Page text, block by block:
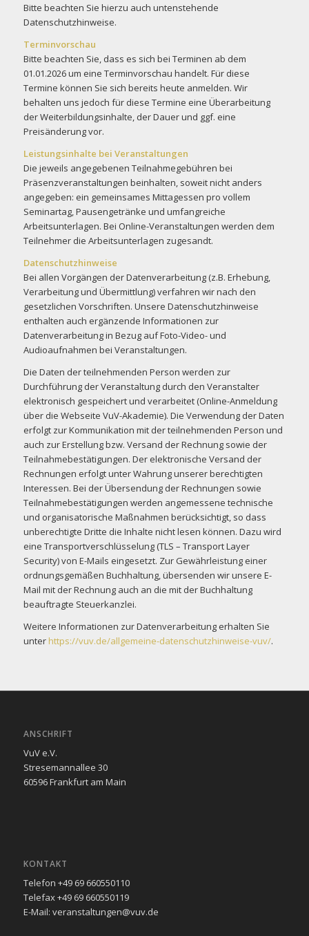
Bitte beachten Sie hierzu auch untenstehende
Datenschutzhinweise.
Terminvorschau
Bitte beachten Sie, dass es sich bei Terminen ab dem
01.01.2026 um eine Terminvorschau handelt. Für diese
Termine können Sie sich bereits heute anmelden. Wir
behalten uns jedoch für diese Termine eine Überarbeitung
der Weiterbildungsinhalte, der Dauer und ggf. eine
Preisänderung vor.
Leistungsinhalte bei Veranstaltungen
Die jeweils angegebenen Teilnahmegebühren bei
Präsenzveranstaltungen beinhalten, soweit nicht anders
angegeben: ein gemeinsames Mittagessen pro vollem
Seminartag, Pausengetränke und umfangreiche
Arbeitsunterlagen. Bei Online-Veranstaltungen werden dem
Teilnehmer die Arbeitsunterlagen zugesandt.
Datenschutzhinweise
Bei allen Vorgängen der Datenverarbeitung (z.B. Erhebung,
Verarbeitung und Übermittlung) verfahren wir nach den
gesetzlichen Vorschriften. Unsere Datenschutzhinweise
enthalten auch ergänzende Informationen zur
Datenverarbeitung in Bezug auf Foto-Video- und
Audioaufnahmen bei Veranstaltungen.
Die Daten der teilnehmenden Person werden zur
Durchführung der Veranstaltung durch den Veranstalter
elektronisch gespeichert und verarbeitet (Online-Anmeldung
über die Webseite VuV-Akademie). Die Verwendung der Daten
erfolgt zur Kommunikation mit der teilnehmenden Person und
auch zur Erstellung bzw. Versand der Rechnung sowie der
Teilnahmebestätigungen. Der elektronische Versand der
Rechnungen erfolgt unter Wahrung unserer berechtigten
Interessen. Bei der Übersendung der Rechnungen sowie
Teilnahmebestätigungen werden angemessene technische
und organisatorische Maßnahmen berücksichtigt, so dass
unberechtigte Dritte die Inhalte nicht lesen können. Dazu wird
eine Transportverschlüsselung (TLS – Transport Layer
Security) von E-Mails eingesetzt. Zur Gewährleistung einer
ordnungsgemäßen Buchhaltung, übersenden wir unsere E-
Mail mit der Rechnung auch an die mit der Buchhaltung
beauftragte Steuerkanzlei.
Weitere Informationen zur Datenverarbeitung erhalten Sie
unter https://vuv.de/allgemeine-datenschutzhinweise-vuv/.
ANSCHRIFT
VuV e.V.
Stresemannallee 30
60596 Frankfurt am Main
KONTAKT
Telefon +49 69 660550110
Telefax +49 69 660550119
E-Mail: veranstaltungen@vuv.de